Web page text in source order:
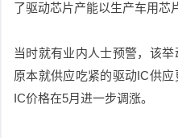
了驱动芯片产能以生产车用芯
当时就有业内人士预警，该
原本就供应吃紧的驱动IC供
IC价格在5月进一步调涨。